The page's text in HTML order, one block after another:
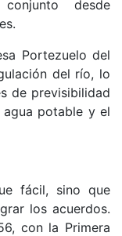
desde
Portezuelo del
del río, lo
de previsibilidad
potable y el
fácil, sino que
los acuerdos.
con la Primera